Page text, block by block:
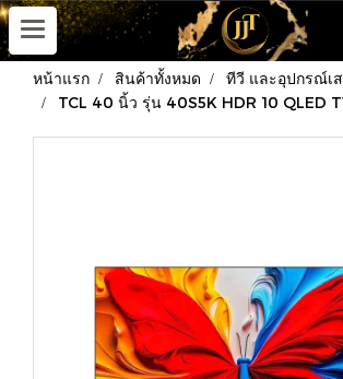
หน้าแรก สินค้าทั้งหมด ทีวี และอุปกรณ์เ
TCL 40 นิ้ว รุ่น 40S5K HDR 10 QLED